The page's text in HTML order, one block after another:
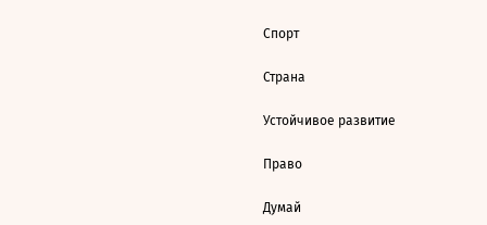
Спорт
Страна
Устойчивое развитие
Право
Думай